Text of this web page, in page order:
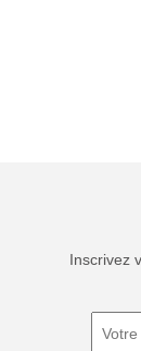
Inscrivez